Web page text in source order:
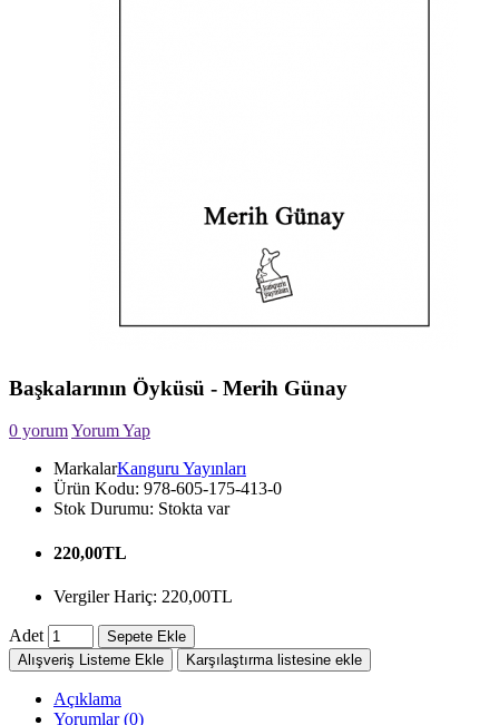
Başkalarının Öyküsü - Merih Günay
0 yorumYorum Yap
MarkalarKanguru Yayınları
Ürün Kodu: 978-605-175-413-0
Stok Durumu: Stokta var
220,00TL
Vergiler Hariç: 220,00TL
Adet
Sepete Ekle
Alışveriş Listeme Ekle
Karşılaştırma listesine ekle
Açıklama
Yorumlar (0)